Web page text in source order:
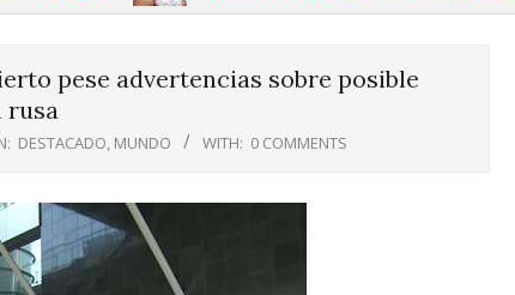
pese advertencias sobre posible
rusa
DESTACADO, MUNDO WITH: 0 COMMENTS